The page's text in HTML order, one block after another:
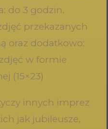
do 3 godzin.
przekazanych
oraz dodatkowo:
w formie
(15×23)
innych imprez
jak jubileusze,